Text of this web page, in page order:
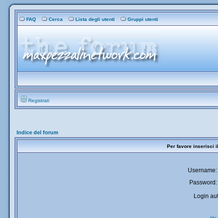
FAQ Cerca Lista degli utenti Gruppi utenti
Registrati
Indice del forum
Per favore inserisci
Username:
Password:
Login